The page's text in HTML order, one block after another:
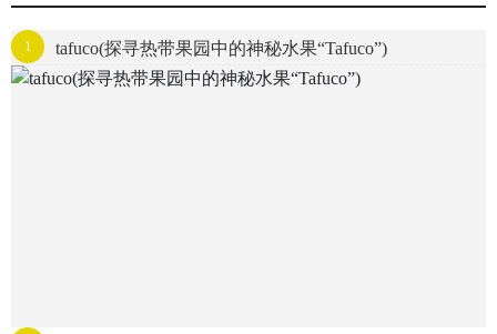
1 tafuco(探寻热带果园中的神秘水果“Tafuco”)